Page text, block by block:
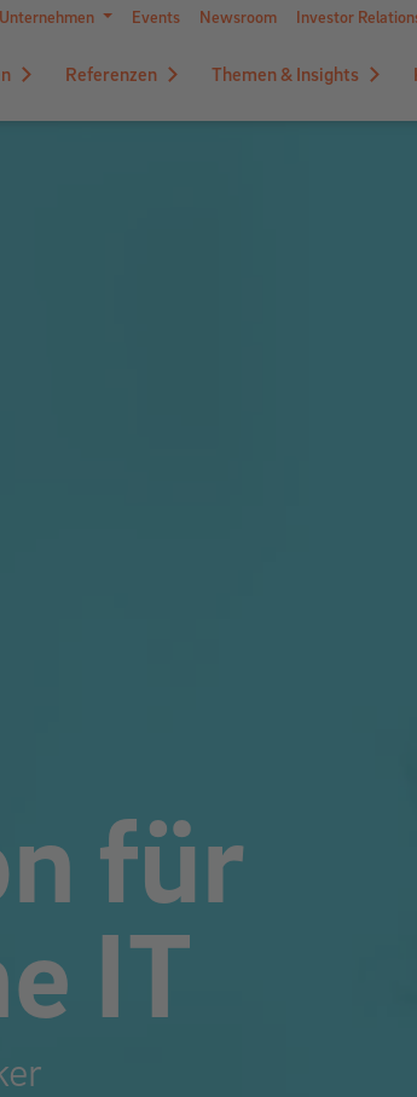
Referenzen Themen & Insights
Unternehmen Events Newsroom Investor
für
IT